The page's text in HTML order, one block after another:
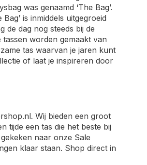
was genaamd ‘The Bag’.
is inmiddels uitgegroeid
de dag nog steeds bij de
worden gemaakt van
tas waarvan je jaren kunt
of laat je inspireren door
Wij bieden een groot
tijde een tas die het beste bij
naar onze Sale
klaar staan. Shop direct in